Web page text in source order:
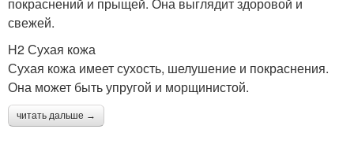
свежей.
H2 Сухая кожа
Сухая кожа имеет сухость, шелушение и покраснения.
Она может быть упругой и морщинистой.
читать дальше →